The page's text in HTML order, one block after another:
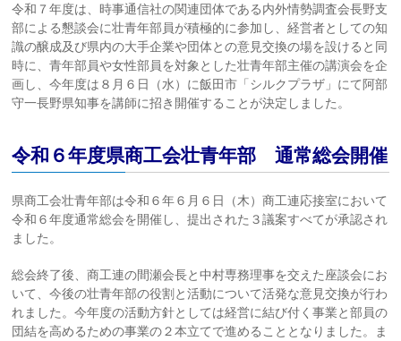
令和７年度は、時事通信社の関連団体である内外情勢調査会長野支
部による懇談会に壮青年部員が積極的に参加し、経営者としての知
識の醸成及び県内の大手企業や団体との意見交換の場を設けると同
時に、青年部員や女性部員を対象とした壮青年部主催の講演会を企
画し、今年度は８月６日（水）に飯田市「シルクプラザ」にて阿部
守一長野県知事を講師に招き開催することが決定しました。
令和６年度県商工会壮青年部 通常総会開催
県商工会壮青年部は令和６年６月６日（木）商工連応接室において
令和６年度通常総会を開催し、提出された３議案すべてが承認され
ました。
総会終了後、商工連の間瀬会長と中村専務理事を交えた座談会にお
いて、今後の壮青年部の役割と活動について活発な意見交換が行わ
れました。今年度の活動方針としては経営に結び付く事業と部員の
団結を高めるための事業の２本立てで進めることとなりました。ま